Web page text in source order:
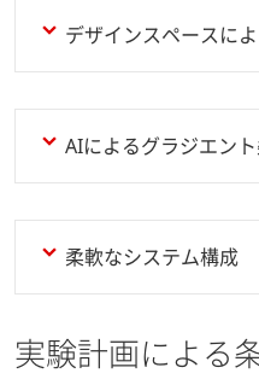
デザインスペースに
AIによるグラジエン
柔軟なシステム構成
実験計画による